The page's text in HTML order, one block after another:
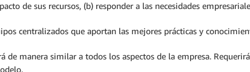
de sus recursos, (b) responder a las necesidades
centralizados que aportan las mejores prácticas y
de manera similar a todos los aspectos de la empresa.